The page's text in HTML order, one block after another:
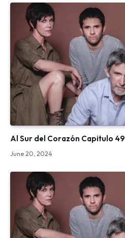
Al Sur del Corazón Capitulo 49
June 20, 2024